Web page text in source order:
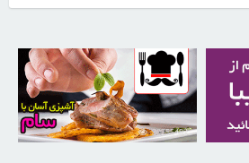
30255482